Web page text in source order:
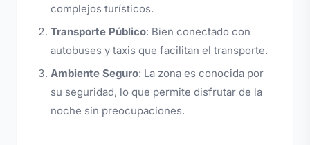
complejos turísticos.
Transporte Público: Bien conectado con
autobuses y taxis que facilitan el transporte.
Ambiente Seguro: La zona es conocida por
su seguridad, lo que permite disfrutar de la
noche sin preocupaciones.